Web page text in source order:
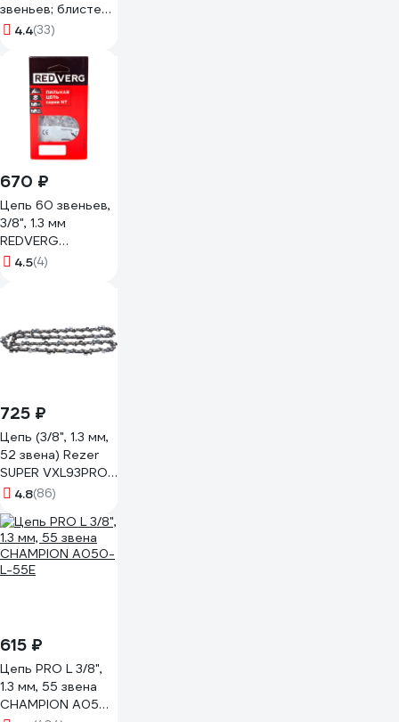
звеньев; блистер)
MAXCUT
4.4(33)
670 ₽
Цепь 60 звеньев,
3/8", 1.3 мм
REDVERG
00006691190
4.5(4)
725 ₽
Цепь (3/8", 1.3 мм,
52 звена) Rezer
SUPER VXL93PRO-
52 03.025.00026
4.8(86)
615 ₽
Цепь PRO L 3/8",
1.3 мм, 55 звена
CHAMPION A050-